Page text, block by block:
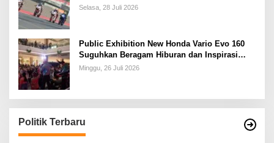
Racing Series Putaran ke 3
Selasa, 28 Juli 2026
Public Exhibition New Honda Vario Evo 160
Suguhkan Beragam Hiburan dan Inspirasi
Modifikasi
Minggu, 26 Juli 2026
Politik Terbaru